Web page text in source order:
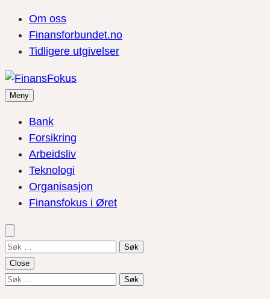
Om oss
Finansforbundet.no
Tidligere utgivelser
Meny
Bank
Forsikring
Arbeidsliv
Teknologi
Organisasjon
Finansfokus i Øret
Søk
etter:
Close
Søk